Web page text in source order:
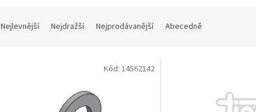
Nejlevnější Nejdražší Nejprodávanější Abecedně
Kód: 14562142